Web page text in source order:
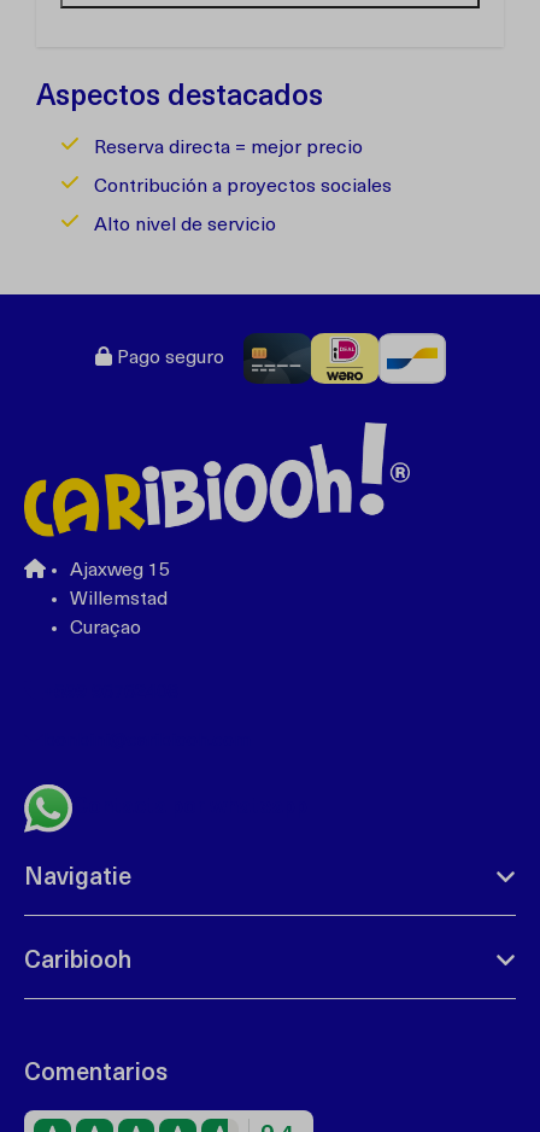
Aspectos destacados
Reserva directa = mejor precio
Contribución a proyectos sociales
Alto nivel de servicio
Pago seguro
Ajaxweg 15
Willemstad
Curaçao
Navigatie
Caribiooh
Comentarios